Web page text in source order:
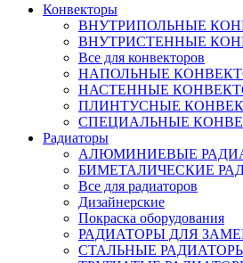
Конвекторы
ВНУТРИПОЛЬНЫЕ
ВНУТРИСТЕННЫЕ
Все для конвекторов
НАПОЛЬНЫЕ
НАСТЕННЫЕ
ПЛИНТУСНЫЕ
СПЕЦИАЛЬНЫЕ
Радиаторы
АЛЮМИНИЕВЫЕ
БИМЕТАЛИЧЕСКИЕ
Все для радиаторов
Дизайнерские
Покраска оборудования
РАДИАТОРЫ ДЛЯ
СТАЛЬНЫЕ